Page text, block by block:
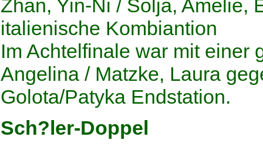
Zhan, Yin-Ni / Solja, Amelie,
italienische Kombiantion
Im Achtelfinale war mit einer
Angelina / Matzke, Laura
Golota/Patyka Endstation.
Sch?ler-Doppel